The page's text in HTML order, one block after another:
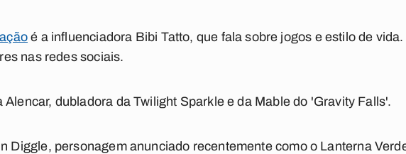
é a influenciadora Bibi Tatto, que fala sobre jogos e estilo de vida.
nas redes sociais.
dubladora da Twilight Sparkle e da Mable do 'Gravity Falls'.
Diggle, personagem anunciado recentemente como o Lanterna